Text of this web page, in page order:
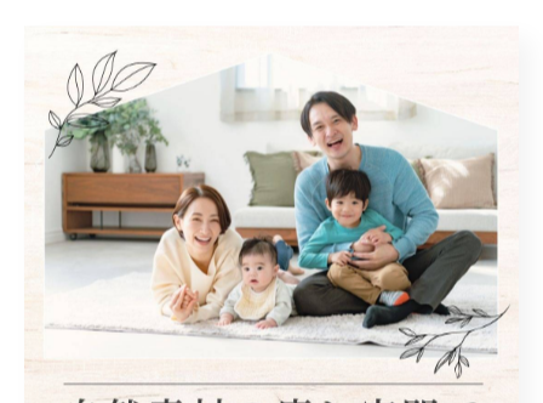
< 前のページ 一覧に戻る
関連タグ
#宝塚市
カテゴリー Categories